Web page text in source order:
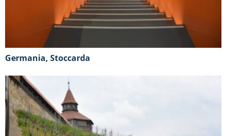
Germania, Stoccarda